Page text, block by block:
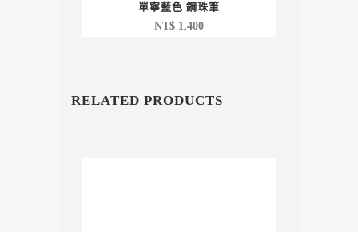
單寧藍色 鋼珠筆
NT$ 1,400
RELATED PRODUCTS